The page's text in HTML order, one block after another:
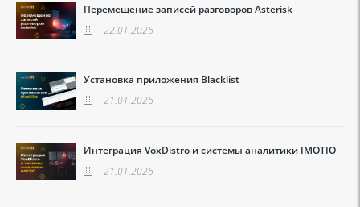
Перемещение записей разговоров Asterisk
22.01.2026
Установка приложения Blacklist
21.01.2026
Интеграция VoxDistro и системы аналитики IMOTIO
21.01.2026